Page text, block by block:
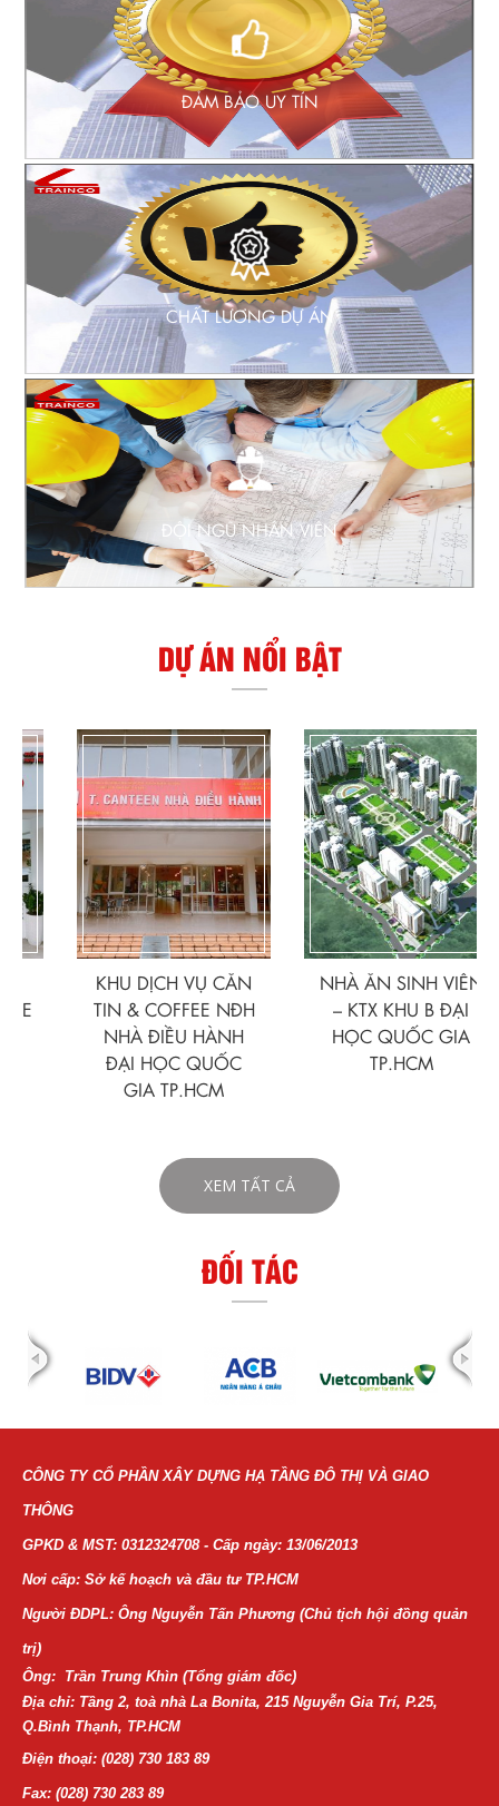
ĐẢM BẢO UY TÍN
CHẤT LƯƠNG DỰ ÁN
ĐỘI NGŨ NHÂN VIÊN
DỰ ÁN NỔI BẬT
KHU DỊCH VỤ CĂN
TIN & COFFEE NĐH
NHÀ ĐIỀU HÀNH
ĐẠI HỌC QUỐC
GIA TP.HCM
NHÀ ĂN SINH VIÊN
– KTX KHU B ĐẠI
HỌC QUỐC GIA
TP.HCM
XEM TẤT CẢ
ĐỐI TÁC
CÔNG TY CỔ PHẦN XÂY DỰNG HẠ TẦNG ĐÔ THỊ VÀ GIAO
THÔNG
GPKD & MST: 0312324708 - Cấp ngày: 13/06/2013
Nơi cấp: Sở kế hoạch và đầu tư TP.HCM
Người ĐDPL: Ông Nguyễn Tấn Phương (Chủ tịch hội đồng quản
trị)
Địa chỉ: Tầng 2, toà nhà La Bonita, 215 Nguyễn Gia Trí, P.25,
Q.Bình Thạnh, TP.HCM
Điện thoại: (028) 730 183 89
Fax: (028) 730 283 89